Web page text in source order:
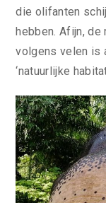
die olifanten
hebben. Afijn,
volgens velen is
‘natuurlijke